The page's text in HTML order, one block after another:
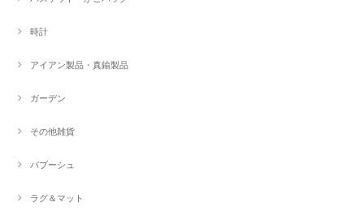
時計
アイアン製品・真鍮製品
ガーデン
その他雑貨
バブーシュ
ラグ＆マット